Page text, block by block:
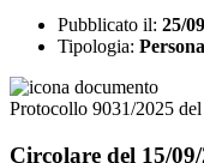
Pubblicato il: 25/
Tipologia:
Protocollo 9031/2025
Circolare del 15/